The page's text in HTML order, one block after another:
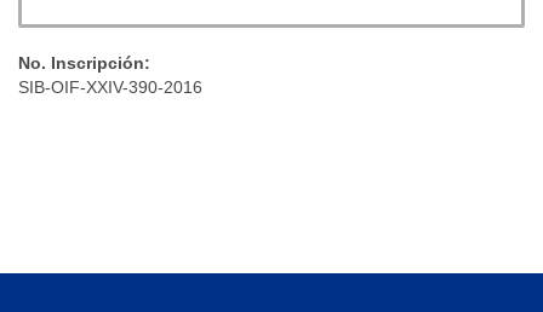
No. Inscripción:
SIB-OIF-XXIV-390-2016